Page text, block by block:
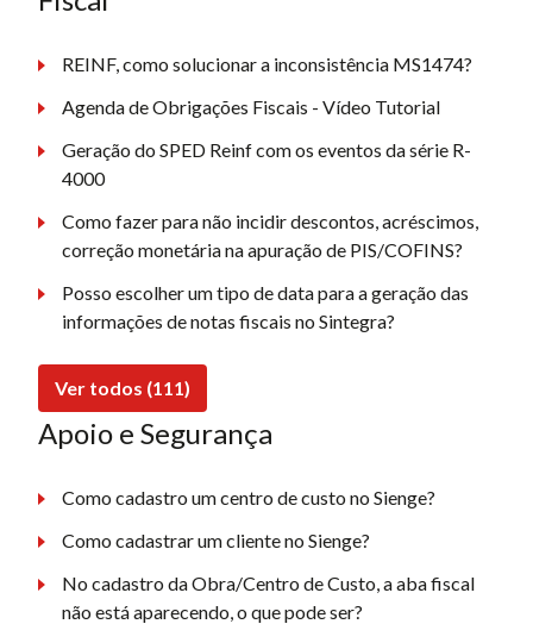
REINF, como solucionar a inconsistência MS1474?
Agenda de Obrigações Fiscais - Vídeo Tutorial
Geração do SPED Reinf com os eventos da série R-
4000
Como fazer para não incidir descontos, acréscimos,
correção monetária na apuração de PIS/COFINS?
Posso escolher um tipo de data para a geração das
informações de notas fiscais no Sintegra?
Ver todos (111)
Apoio e Segurança
Como cadastro um centro de custo no Sienge?
Como cadastrar um cliente no Sienge?
No cadastro da Obra/Centro de Custo, a aba fiscal
não está aparecendo, o que pode ser?